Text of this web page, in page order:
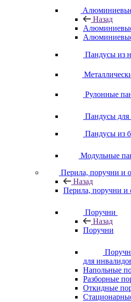
Назад
Пандусы из
Рулонные
Пандусы для
Пандусы из
Модульные
Перила, поручни и
Назад
Перила, поручни и
Поручни
Назад
Поручни
для
Напольные
Разборные
Откидные